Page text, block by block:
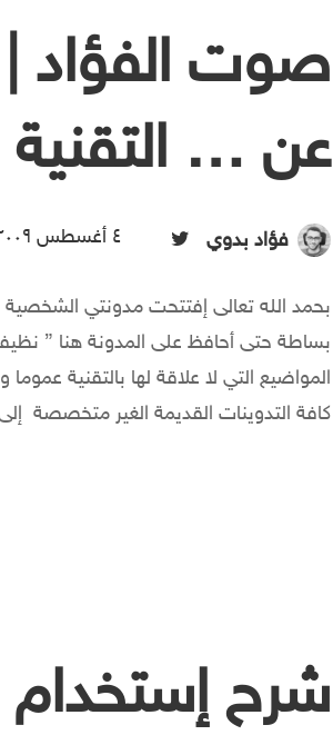
صوت الفؤاد
عن … التقنية
فؤاد بدوي Follow on Twitter
٤ أغسطس ۲۰۰۹
بحمد الله تعالى إفتتحت مدونتي
بساطة حتى أحافظ على المدونة هنا ”
المواضيع التي لا علاقة لها بالتقنية
كافة التدوينات القديمة الغير متخصصة
شرح